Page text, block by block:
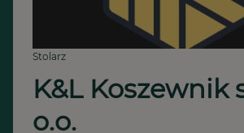
Stolarz
K&L Koszewnik
o.o.